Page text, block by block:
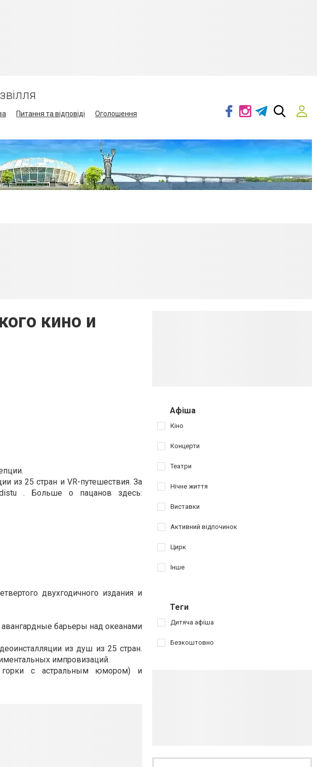
Питання та відповіді
Оголошення
кино и
из 25 стран и VR-путешествия. За
. Больше о пацанов здесь:
двухгодичного издания и
барьеры над океанами
из душ из 25 стран.
импровизаций.
горки с астральным юмором) и
Афіша
Кіно
Концерти
Театри
Нічне життя
Виставки
Активний відпочинок
Цирк
Інше
Теги
Дитяча афіша
Безкоштовно